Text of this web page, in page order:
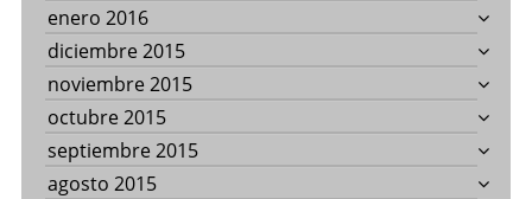
enero 2016
diciembre 2015
noviembre 2015
octubre 2015
septiembre 2015
agosto 2015